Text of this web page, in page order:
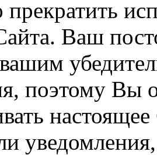
прекратить
Ваш
вашим
поэтому Вы